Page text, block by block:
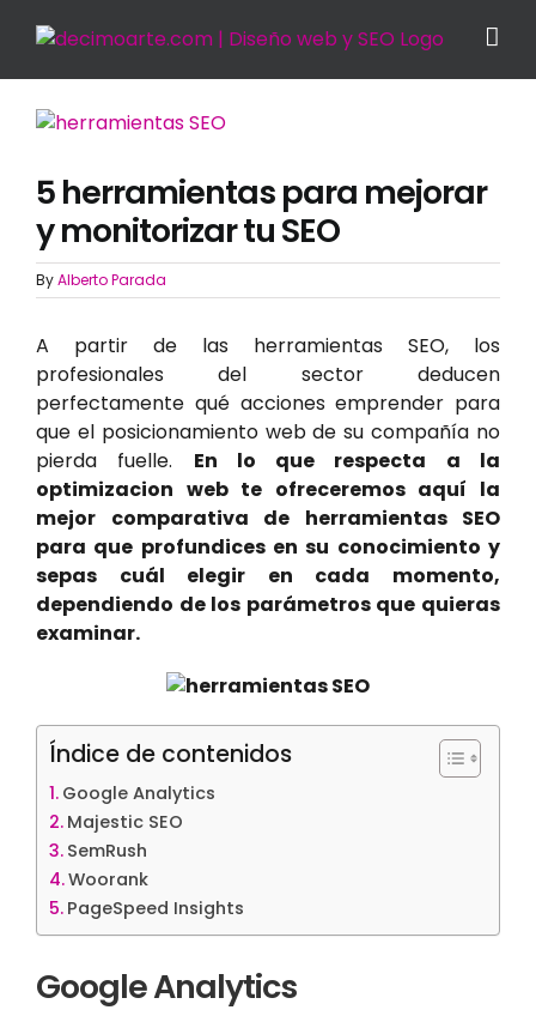
View
Image
5 herramientas para mejorar
y monitorizar tu SEO
ByAlberto Parada
A partir de las herramientas SEO, los
profesionales del sector deducen
perfectamente qué acciones emprender para
que el posicionamiento web de su compañía no
pierda fuelle. En lo que respecta a la
optimizacion web te ofreceremos aquí la
mejor comparativa de herramientas SEO
para que profundices en su conocimiento y
sepas cuál elegir en cada momento,
dependiendo de los parámetros que quieras
examinar.
Índice de contenidos
Google Analytics
Majestic SEO
SemRush
Woorank
PageSpeed Insights
Google Analytics